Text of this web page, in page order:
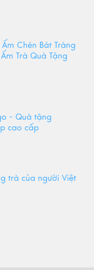
Chén Bát Tràng
Trà Quà Tặng
- Quà tặng
cao cấp
trà của người Việt